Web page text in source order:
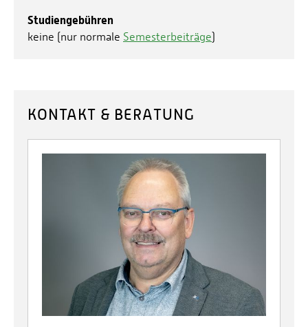
Studiengebühren
keine (nur normale Semesterbeiträge)
KONTAKT & BERATUNG